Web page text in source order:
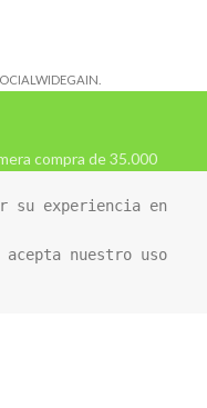
compra de 35.000
su experiencia en
nuestro uso